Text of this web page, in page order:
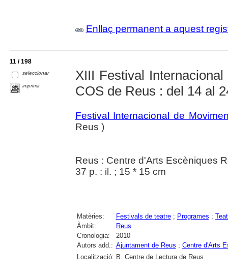
Enllaç permanent a aquest
11 / 198
seleccionar
imprimir
XIII Festival
COS de Reus : del 14 al
Festival Internacional de
Reus )
Reus : Centre d'Arts Escèniques
37 p. : il. ; 15 * 15 cm
Matèries: Festivals de teatre; Programes ;
Àmbit:
Reus
Cronologia:
2010
Autors add.: Ajuntament de Reus ; Centre d'Arts
Localització: B. Centre de Lectura de Reus